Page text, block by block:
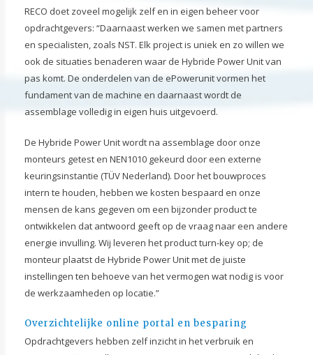
RECO doet zoveel mogelijk zelf en in eigen beheer voor
opdrachtgevers: “Daarnaast werken we samen met partners
en specialisten, zoals NST. Elk project is uniek en zo willen we
ook de situaties benaderen waar de Hybride Power Unit van
pas komt. De onderdelen van de ePowerunit vormen het
fundament van de machine en daarnaast wordt de
assemblage volledig in eigen huis uitgevoerd.
De Hybride Power Unit wordt na assemblage door onze
monteurs getest en NEN1010 gekeurd door een externe
keuringsinstantie (TÜV Nederland). Door het bouwproces
intern te houden, hebben we kosten bespaard en onze
mensen de kans gegeven om een bijzonder product te
ontwikkelen dat antwoord geeft op de vraag naar een andere
energie invulling. Wij leveren het product turn-key op; de
monteur plaatst de Hybride Power Unit met de juiste
instellingen ten behoeve van het vermogen wat nodig is voor
de werkzaamheden op locatie.”
Overzichtelijke online portal en besparing
Opdrachtgevers hebben zelf inzicht in het verbruik en